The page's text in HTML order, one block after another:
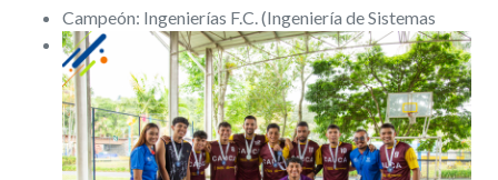
Campeón: Ingenierías F.C. (Ingeniería de Sistemas